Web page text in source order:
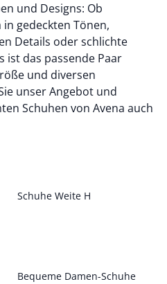
und Designs: Ob
gedeckten Tönen,
Details oder schlichte
ist das passende Paar
und diversen
unser Angebot und
Schuhen von Avena auch
Schuhe Weite H
Bequeme Damen-Schuhe